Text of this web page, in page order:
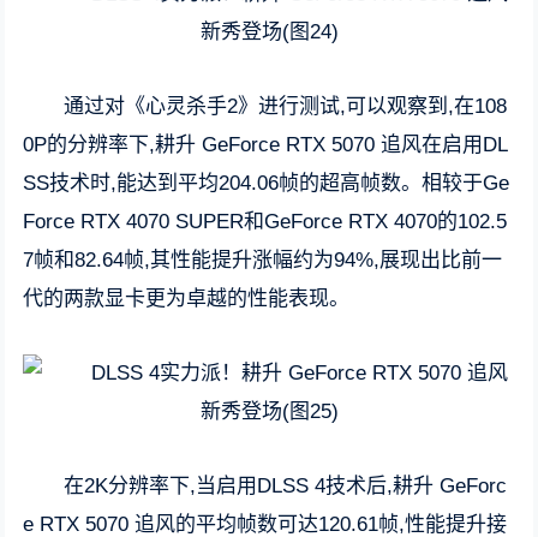
通过对《心灵杀手2》进行测试,可以观察到,在108
0P的分辨率下,耕升 GeForce RTX 5070 追风在启用DL
SS技术时,能达到平均204.06帧的超高帧数。相较于Ge
Force RTX 4070 SUPER和GeForce RTX 4070的102.5
7帧和82.64帧,其性能提升涨幅约为94%,展现出比前一
代的两款显卡更为卓越的性能表现。
在2K分辨率下,当启用DLSS 4技术后,耕升 GeForc
e RTX 5070 追风的平均帧数可达120.61帧,性能提升接